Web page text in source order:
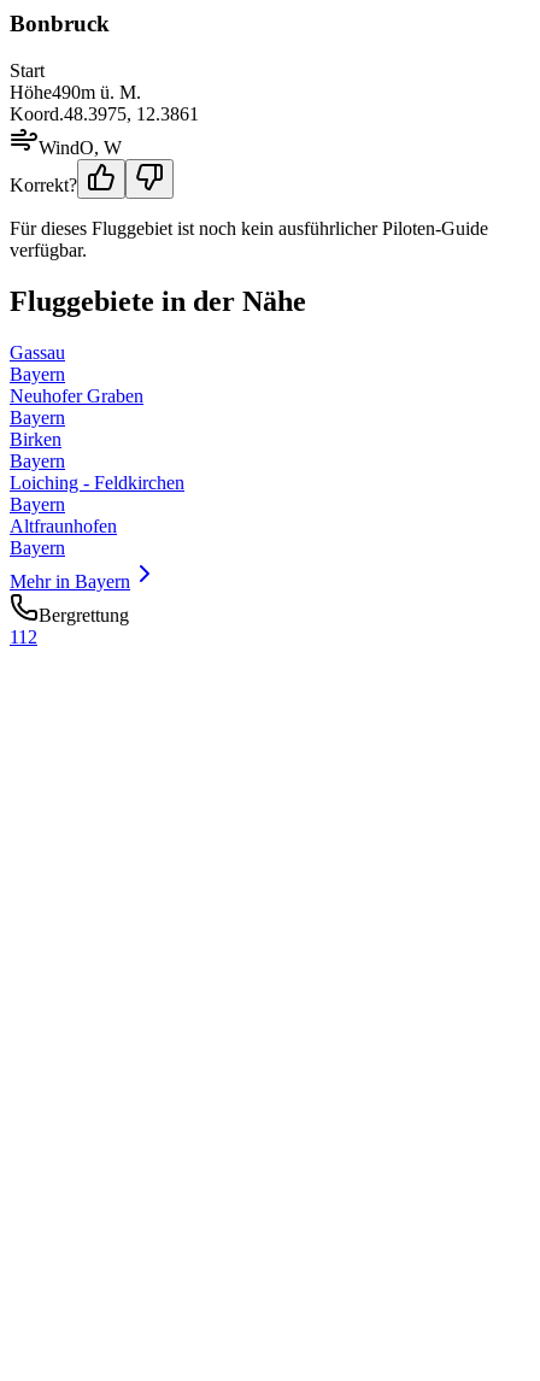
Bonbruck
Start
Höhe490m ü. M.
Koord.48.3975, 12.3861
WindO, W
Korrekt?
Für dieses Fluggebiet ist noch kein ausführlicher Piloten-Guide
verfügbar.
Fluggebiete in der Nähe
Gassau
Bayern
Neuhofer Graben
Bayern
Birken
Bayern
Loiching - Feldkirchen
Bayern
Altfraunhofen
Bayern
Mehr in Bayern
Bergrettung
112